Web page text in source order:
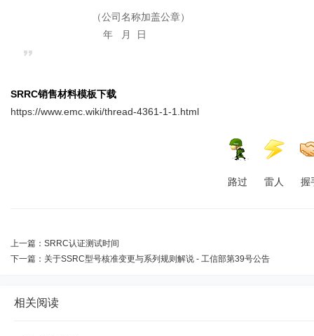
（公司名称加盖公章）
年 月 日
SRRC销售材料模板下载
https://www.emc.wiki/thread-4361-1-1.html
路过 雷人 握
上一篇： SRRC认证测试时间
下一篇： 关于SSRC型号核准变更与系列规则解说 - 工信部第39号公告
相关阅读